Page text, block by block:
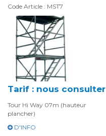
Code Article : MST7
Tarif : nous consulter
Tour Hi Way 07m (hauteur
plancher)
D'INFO